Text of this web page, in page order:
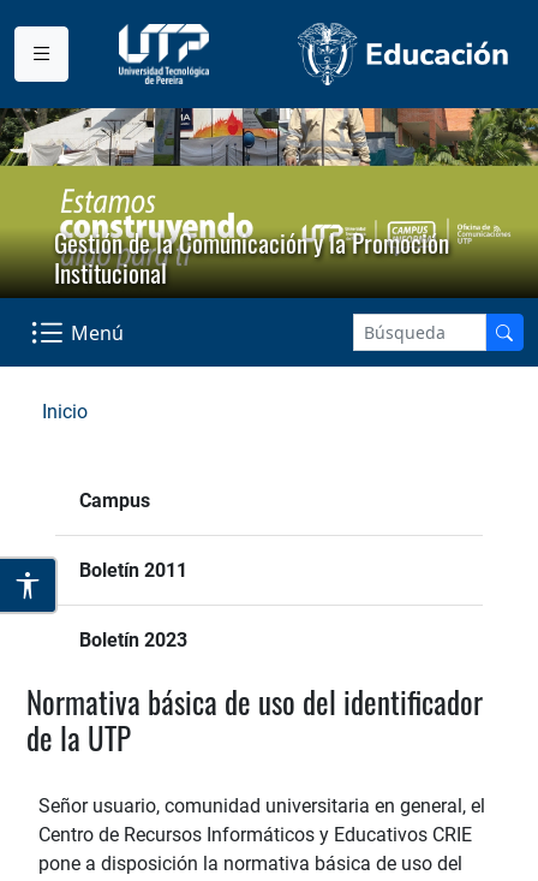
Gestión de la Comunicación y la Promoción
Institucional
Menú
Inicio
Campus
Boletín 2011
Boletín 2023
Normativa básica de uso del identificador
de la UTP
Señor usuario, comunidad universitaria en general, el
Centro de Recursos Informáticos y Educativos CRIE
pone a disposición la normativa básica de uso del